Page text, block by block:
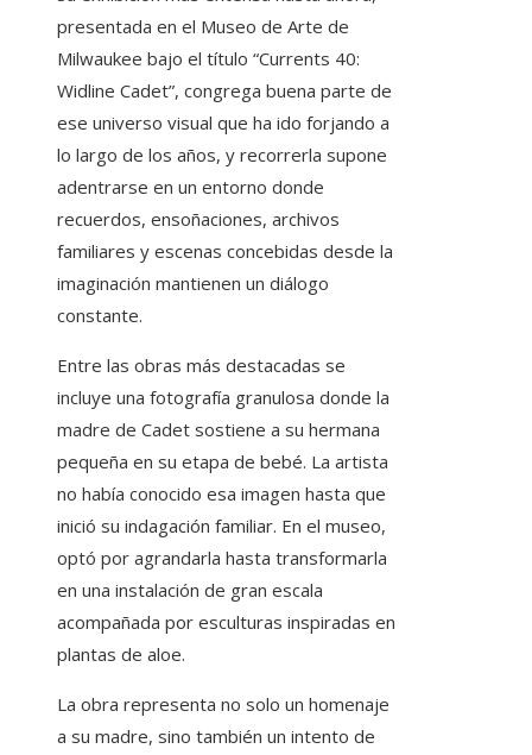
presentada en el Museo de Arte de
Milwaukee bajo el título “Currents 40:
Widline Cadet”, congrega buena parte de
ese universo visual que ha ido forjando a
lo largo de los años, y recorrerla supone
adentrarse en un entorno donde
recuerdos, ensoñaciones, archivos
familiares y escenas concebidas desde la
imaginación mantienen un diálogo
constante.
Entre las obras más destacadas se
incluye una fotografía granulosa donde la
madre de Cadet sostiene a su hermana
pequeña en su etapa de bebé. La artista
no había conocido esa imagen hasta que
inició su indagación familiar. En el museo,
optó por agrandarla hasta transformarla
en una instalación de gran escala
acompañada por esculturas inspiradas en
plantas de aloe.
La obra representa no solo un homenaje
a su madre, sino también un intento de